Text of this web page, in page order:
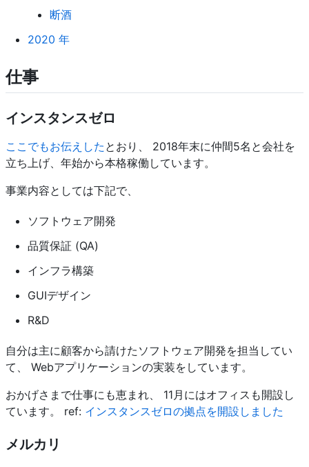
断酒
2020 年
仕事
インスタンスゼロ
ここでもお伝えした とおり、 2018年末に仲間5名と会社を
立ち上げ、年始から本格稼働しています。
事業内容としては下記で、
ソフトウェア開発
品質保証 (QA)
インフラ構築
GUIデザイン
R&D
自分は主に顧客から請けたソフトウェア開発を担当してい
て、 Webアプリケーションの実装をしています。
おかげさまで仕事にも恵まれ、 11月にはオフィスも開設し
ています。 ref: インスタンスゼロの拠点を開設しました
メルカリ